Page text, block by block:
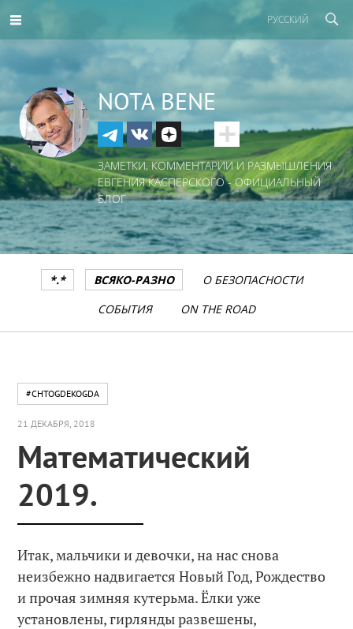
РУССКИЙ
NOTA BENE
ЗАМЕТКИ, КОММЕНТАРИИ И РАЗМЫШЛЕНИЯ
ЕВГЕНИЯ КАСПЕРСКОГО - ОФИЦИАЛЬНЫЙ
БЛОГ
*.* ВСЯКО-РАЗНО
О БЕЗОПАСНОСТИ
СОБЫТИЯ
ON THE ROAD
#CHTOGDEKOGDA
21 ДЕКАБРЯ, 2018
Математический
2019.
Итак, мальчики и девочки, на нас снова
неизбежно надвигается Новый Год, Рождество
и прочая зимняя кутерьма. Ёлки уже
установлены, гирлянды развешены,